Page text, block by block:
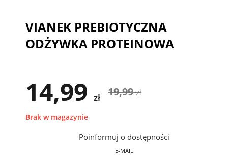
VIANEK PREBIOTYCZNA
ODŻYWKA PROTEINOWA
14,99 zł 19,99zł
Brak w magazynie
Poinformuj o dostępności
E-MAIL